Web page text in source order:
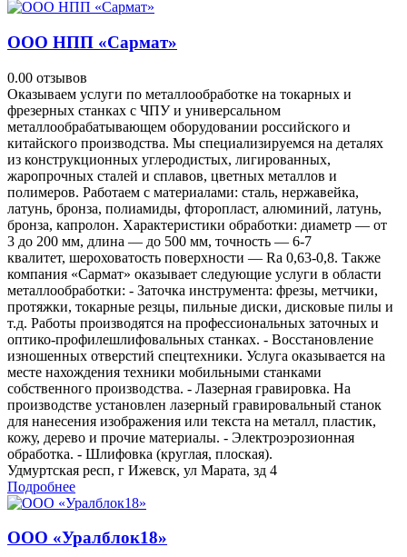
ООО НПП «Сармат»
0.00 отзывов
Оказываем услуги по металлообработке на токарных и
фрезерных станках с ЧПУ и универсальном
металлообрабатывающем оборудовании российского и
китайского производства. Мы специализируемся на деталях
из конструкционных углеродистых, лигированных,
жаропрочных сталей и сплавов, цветных металлов и
полимеров. Работаем с материалами: сталь, нержавейка,
латунь, бронза, полиамиды, фторопласт, алюминий, латунь,
бронза, капролон. Характеристики обработки: диаметр — от
3 до 200 мм, длина — до 500 мм, точность — 6-7
квалитет, шероховатость поверхности — Ra 0,63-0,8. Также
компания «Сармат» оказывает следующие услуги в области
металлообработки: - Заточка инструмента: фрезы, метчики,
протяжки, токарные резцы, пильные диски, дисковые пилы и
т.д. Работы производятся на профессиональных заточных и
оптико-профилешлифовальных станках. - Восстановление
изношенных отверстий спецтехники. Услуга оказывается на
месте нахождения техники мобильными станками
собственного производства. - Лазерная гравировка. На
производстве установлен лазерный гравировальный станок
для нанесения изображения или текста на металл, пластик,
кожу, дерево и прочие материалы. - Электроэрозионная
обработка. - Шлифовка (круглая, плоская).
Удмуртская респ, г Ижевск, ул Марата, зд 4
Подробнее
ООО «Уралблок18»